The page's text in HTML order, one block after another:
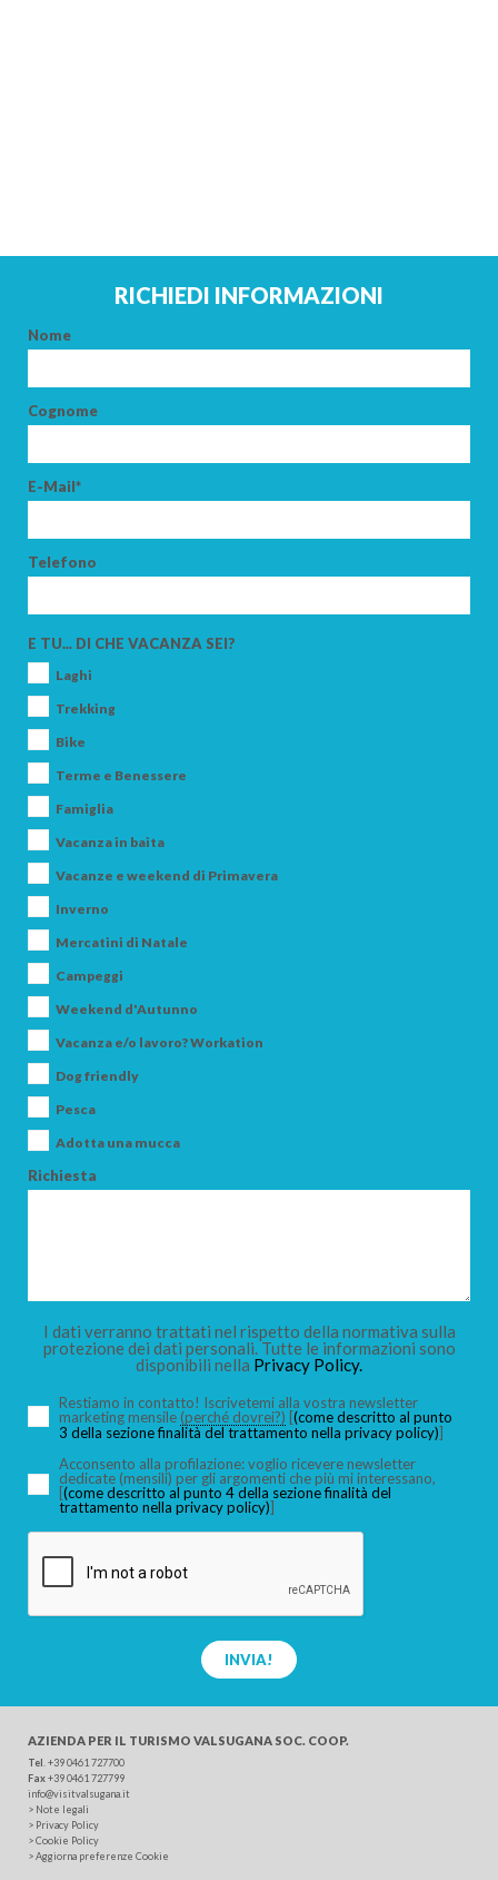
RICHIEDI INFORMAZIONI
Nome
Cognome
E-Mail*
Telefono
E TU... DI CHE VACANZA SEI?
Laghi
Trekking
Bike
Terme e Benessere
Famiglia
Vacanza in baita
Vacanze e weekend di Primavera
Inverno
Mercatini di Natale
Campeggi
Weekend d'Autunno
Vacanza e/o lavoro? Workation
Dog friendly
Pesca
Adotta una mucca
Richiesta
I dati verranno trattati nel rispetto della normativa sulla
protezione dei dati personali. Tutte le informazioni sono
disponibili nella Privacy Policy.
Restiamo in contatto! Iscrivetemi alla vostra newsletter
marketing mensile (perché dovrei?) [(come descritto al punto
3 della sezione finalità del trattamento nella privacy policy)]
Acconsento alla profilazione: voglio ricevere newsletter
dedicate (mensili) per gli argomenti che più mi interessano,
[(come descritto al punto 4 della sezione finalità del
trattamento nella privacy policy)]
INVIA!
AZIENDA PER IL TURISMO VALSUGANA SOC. COOP.
Tel +39 0461 727700
Fax+39 0461 727799
info@visitvalsugana.it
> Note legali
> Privacy Policy
>Cookie Policy
>Aggiorna preferenze Cookie